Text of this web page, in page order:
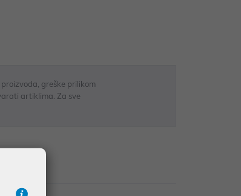
greške prilikom
artiklima. Za sve